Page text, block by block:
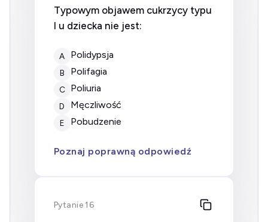
Typowym objawem cukrzycy typu
I u dziecka nie jest:
A polidypsja
B polifagia
C poliuria
D męczliwość
E pobudzenie
Poznaj poprawną odpowiedź
Pytanie 16